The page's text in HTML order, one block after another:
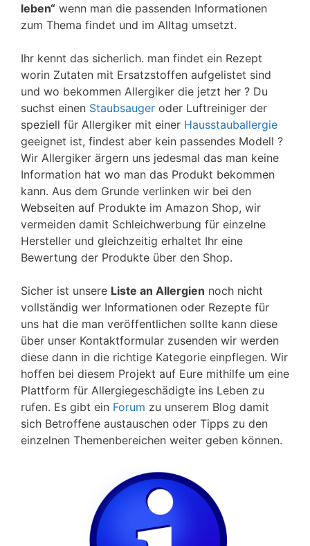
leben“ wenn man die passenden Informationen
zum Thema findet und im Alltag umsetzt.
Ihr kennt das sicherlich. man findet ein Rezept
worin Zutaten mit Ersatzstoffen aufgelistet sind
und wo bekommen Allergiker die jetzt her ? Du
suchst einen Staubsauger oder Luftreiniger der
speziell für Allergiker mit einer Hausstauballergie
geeignet ist, findest aber kein passendes Modell ?
Wir Allergiker ärgern uns jedesmal das man keine
Information hat wo man das Produkt bekommen
kann. Aus dem Grunde verlinken wir bei den
Webseiten auf Produkte im Amazon Shop, wir
vermeiden damit Schleichwerbung für einzelne
Hersteller und gleichzeitig erhaltet Ihr eine
Bewertung der Produkte über den Shop.
Sicher ist unsere Liste an Allergien noch nicht
vollständig wer Informationen oder Rezepte für
uns hat die man veröffentlichen sollte kann diese
über unser Kontaktformular zusenden wir werden
diese dann in die richtige Kategorie einpflegen. Wir
hoffen bei diesem Projekt auf Eure mithilfe um eine
Plattform für Allergiegeschädigte ins Leben zu
rufen. Es gibt ein Forum zu unserem Blog damit
sich Betroffene austauschen oder Tipps zu den
einzelnen Themenbereichen weiter geben können.